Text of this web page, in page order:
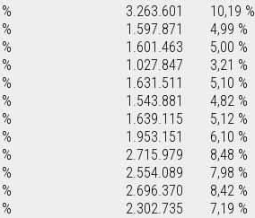
3.263.601
10,19 %
1.597.871
4,99 %
1.601.463
5,00 %
1.027.847
3,21 %
1.631.511
5,10 %
1.543.881
4,82 %
1.639.115
5,12 %
1.953.151
6,10 %
2.715.979
8,48 %
2.554.089
7,98 %
2.696.370
8,42 %
2.302.735 7,19 %